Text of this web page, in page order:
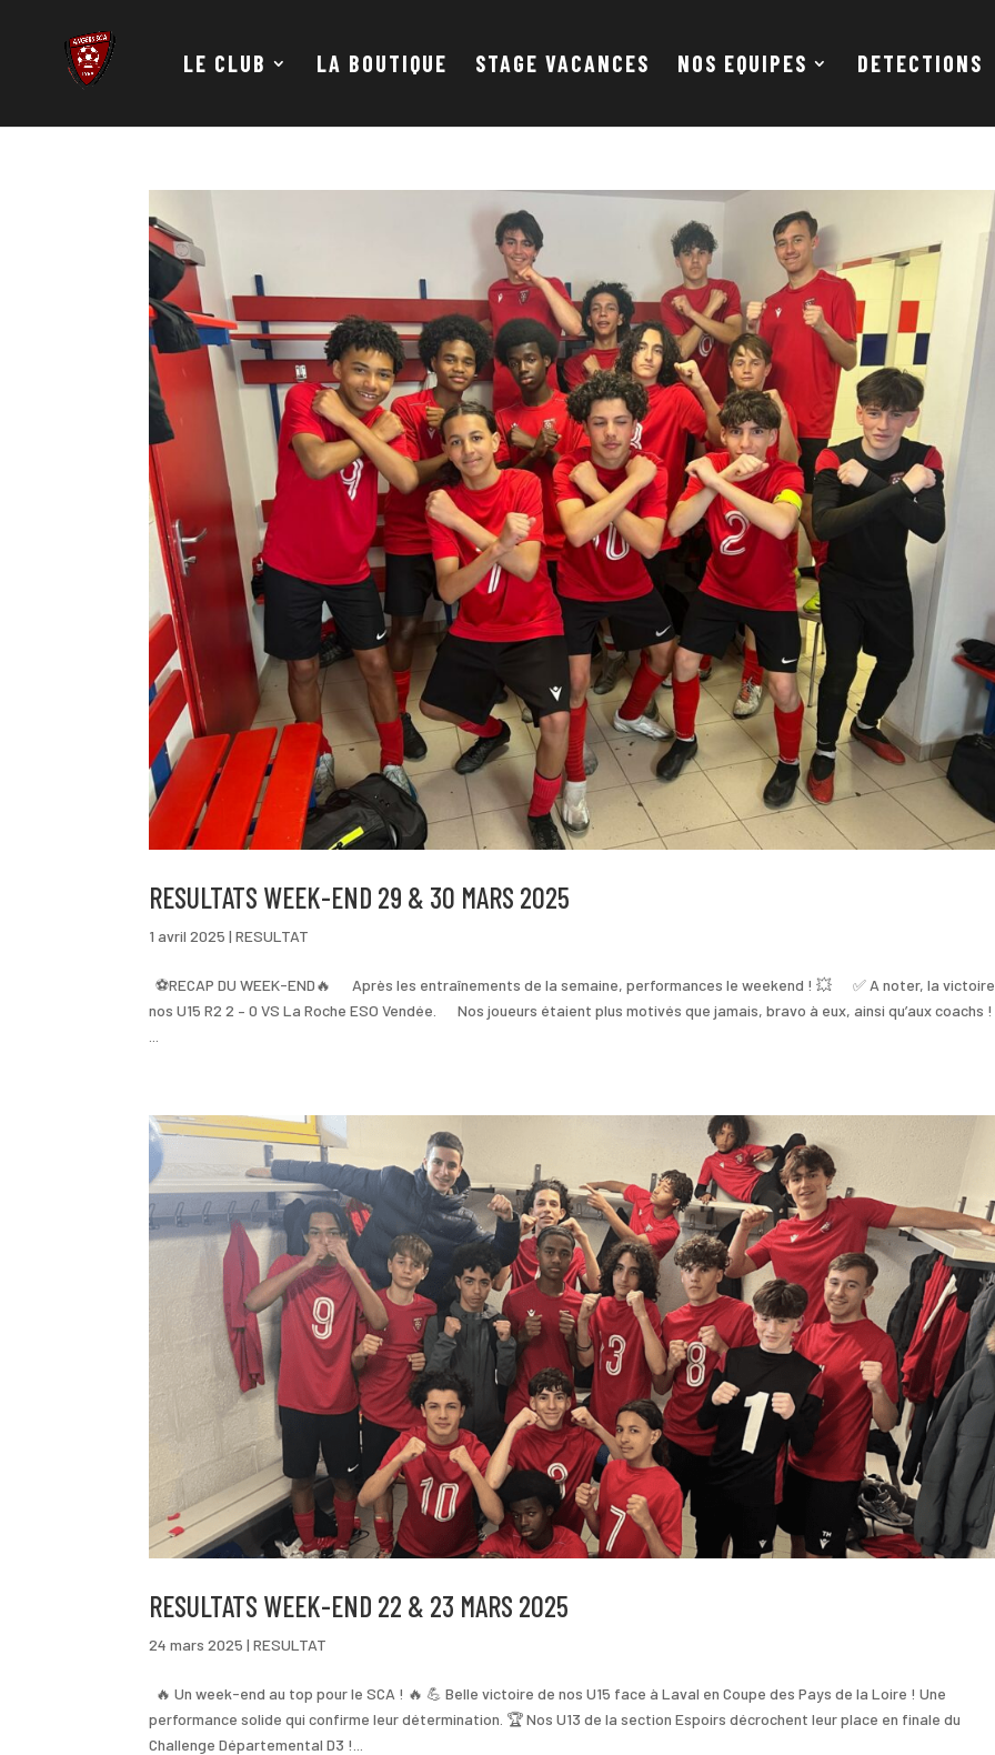
LE CLUB LA BOUTIQUE STAGE VACANCES NOS EQUIPES DETECTIONS
RESULTATS WEEK-END 29 & 30 MARS 2025
1 avril 2025 |RESULTAT
⚽️RECAP DU WEEK-END🔥 Après les entraînements de la semaine, performances le weekend ! 💥 ✅ A noter, la
nos U15 R2 2 – 0 VS La Roche ESO Vendée. Nos joueurs étaient plus motivés que jamais, bravo à eux, ainsi qu’aux
RESULTATS WEEK-END 22 & 23 MARS 2025
24 mars 2025 |RESULTAT
🔥 Un week-end au top pour le SCA ! 🔥 💪 Belle victoire de nos U15 face à Laval en Coupe des Pays de la Loire ! Une
performance solide qui confirme leur détermination. 🏆 Nos U13 de la section Espoirs décrochent leur place en finale du
Challenge Départemental D3 !...